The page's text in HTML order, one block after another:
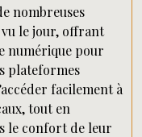
nombreuses
le jour, offrant
numérique pour
plateformes
facilement à
tout en
le confort de leur